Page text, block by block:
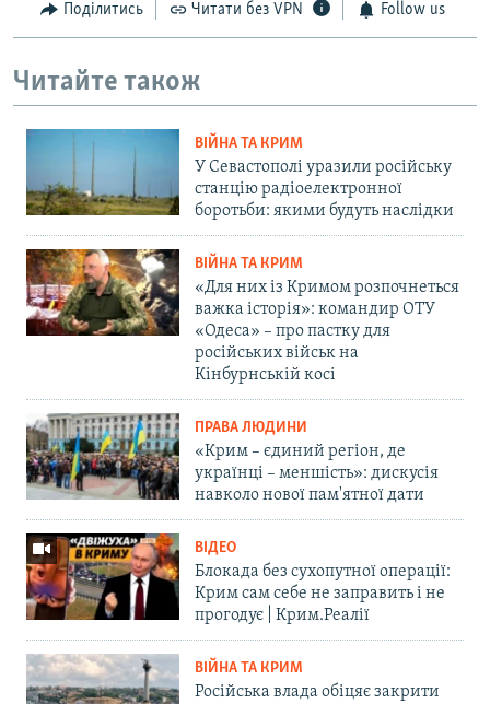
Поділитись Читати без VPN Follow us
Читайте також
ВІЙНА ТА КРИМ
У Севастополі уразили російську
станцію радіоелектронної
боротьби: якими будуть наслідки
ВІЙНА ТА КРИМ
«Для них із Кримом розпочнеться
важка історія»: командир ОТУ
«Одеса» – про пастку для
російських військ на
Кінбурнській косі
ПРАВА ЛЮДИНИ
«Крим – єдиний регіон, де
українці – меншість»: дискусія
навколо нової пам'ятної дати
ВІДЕО
Блокада без сухопутної операції:
Крим сам себе не заправить і не
прогодує | Крим.Реалії
ВІЙНА ТА КРИМ
Російська влада обіцяє закрити